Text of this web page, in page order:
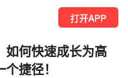
打开APP
如何快速成长为高
捷径！